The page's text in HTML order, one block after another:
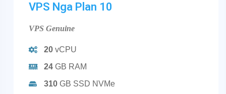
VPS Nga Plan 10
VPS Genuine
20 vCPU
24GB RAM
310GB SSD NVMe